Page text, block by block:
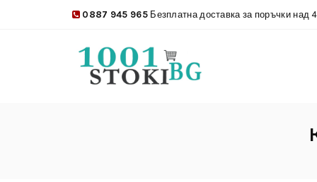
0887 945 965Безплатна доставка за поръчки над